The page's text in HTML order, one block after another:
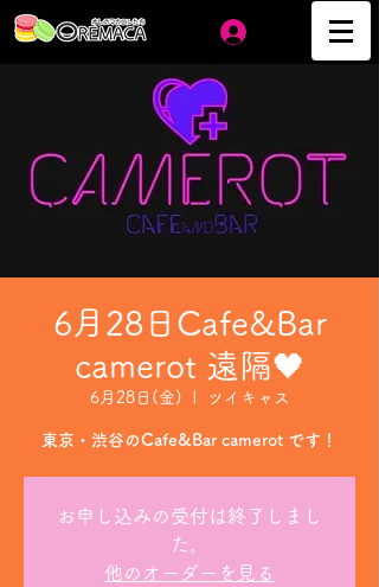
6月28日Cafe&Bar
camerot 遠隔🖤
6月28日(金) ツイキャス
東京・渋谷のCafe&Bar camerot です！
お申し込みの受付は終了しまし
た。
他のオーダーを見る